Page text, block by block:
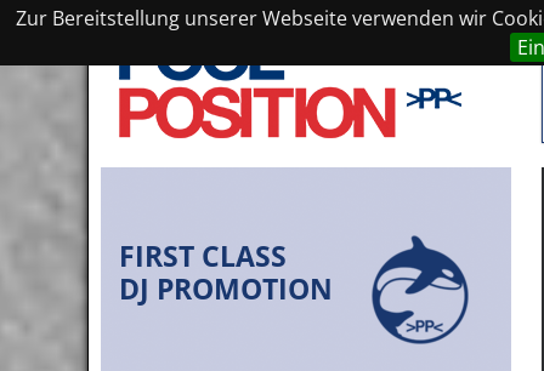
Zur Bereitstellung unserer Webseite verwenden wir
FIRST CLASS
DJ PROMOTION